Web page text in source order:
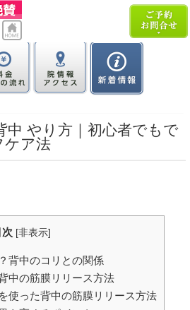
中 やり方｜初心者でもで
ケア法
次 [非表示]
背中のコリとの関係
中の筋膜リリース方法
使った背中の筋膜リリース方法